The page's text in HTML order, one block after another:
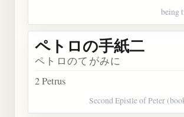
being
ペトロの手紙二
ペトロのてがみに
2 Petrus
Second Epistle of Peter